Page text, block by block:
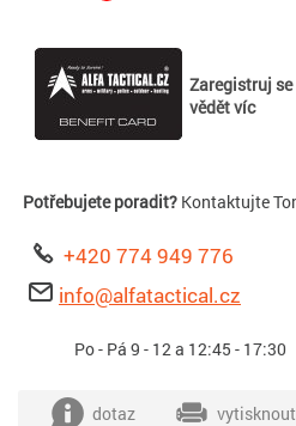
Zaregistruj se
vědět víc
Potřebujete poradit? Kontaktujte
+420 774 949 776
info@alfatactical.cz
Po - Pá 9 - 12 a 12:45 - 17:30
dotaz vytisknout